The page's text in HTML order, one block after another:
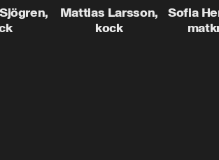
Låter
succé
som imponerar vid varje
tillfälle!
som vilar
smulbotten.
allting med
Mattias Larsson,
kock
Sofia